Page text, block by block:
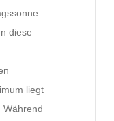
diese
liegt
Während